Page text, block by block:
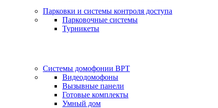
Парковки и системы контроля доступа
Парковочные системы
Турникеты
Системы домофонии BPT
Видеодомофоны
Вызывные панели
Готовые комплекты
Умный дом